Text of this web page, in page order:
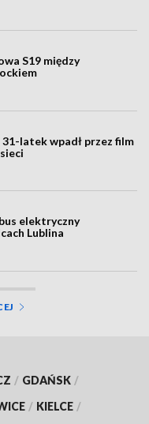
S19 między
31-latek wpadł przez film
elektryczny
Lublina
/ GDAŃSK /
/ KIELCE /